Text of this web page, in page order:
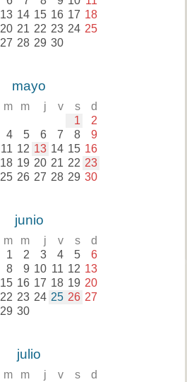
13 14 15 16 17 18
20 21 22 23 24 25
27 28 29 30
mayo
m m j v s d
1 2
4 5 6 7 8 9
11 12 13 14 15 16
18 19 20 21 22 23
25 26 27 28 29 30
junio
m m j v s d
1 2 3 4 5 6
8 9 10 11 12 13
15 16 17 18 19 20
22 23 24 25 26 27
29 30
julio
m m j v s d